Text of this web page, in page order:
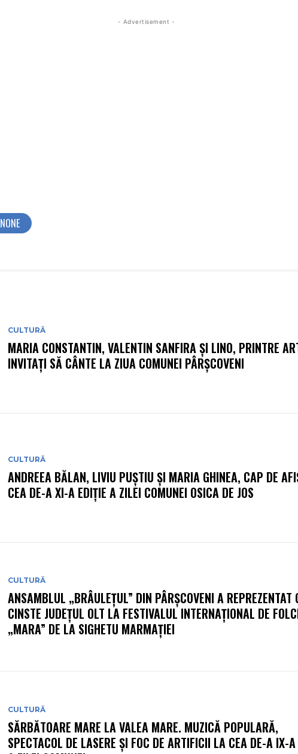
- Advertisement -
NONE
CULTURĂ
MARIA CONSTANTIN, VALENTIN SANFIRA ȘI LINO, PRINTRE
INVITAȚI SĂ CÂNTE LA ZIUA COMUNEI PÂRȘCOVENI
CULTURĂ
ANDREEA BĂLAN, LIVIU PUȘTIU ȘI MARIA GHINEA, CAP DE
CEA DE-A XI-A EDIȚIE A ZILEI COMUNEI OSICA DE JOS
CULTURĂ
ANSAMBLUL „BRÂULEȚUL” DIN PÂRȘCOVENI A REPREZENTAT
CINSTE JUDEȚUL OLT LA FESTIVALUL INTERNAȚIONAL DE
„MARA” DE LA SIGHETU MARMAȚIEI
CULTURĂ
SĂRBĂTOARE MARE LA VALEA MARE. MUZICĂ POPULARĂ,
SPECTACOL DE LASERE ȘI FOC DE ARTIFICII LA CEA DE-A IX-A